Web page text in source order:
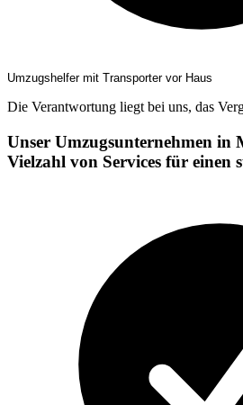
Umzugshelfer mit Transporter vor Haus
Die Verantwortung liegt bei uns, das
Unser Umzugsunternehmen in
Vielzahl von Services für einen